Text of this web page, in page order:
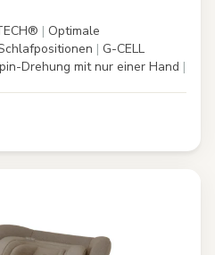
| Optimale
| G-CELL
Drehung mit nur einer Hand |